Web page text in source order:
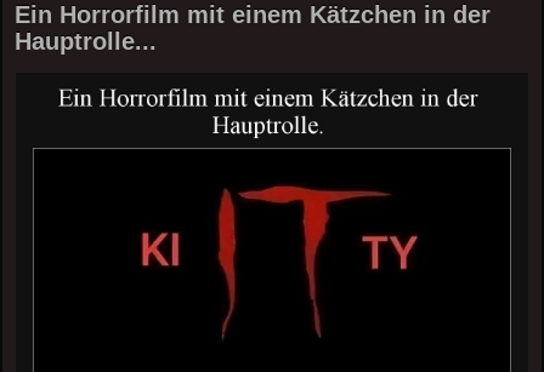
Ein Horrorfilm mit einem Kätzchen in der
Hauptrolle...